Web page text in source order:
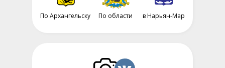
По Архангельску в Нарьян-Мар
По области